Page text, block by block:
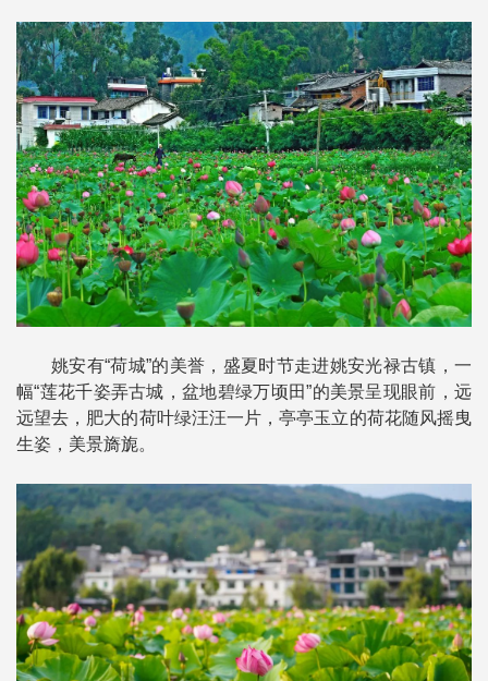
姚安有“荷城”的美誉，盛夏时节走进姚安光禄古镇，一
幅“莲花千姿弄古城，盆地碧绿万顷田”的美景呈现眼前，远
远望去，肥大的荷叶绿汪汪一片，亭亭玉立的荷花随风摇曳
生姿，美景旖旎。